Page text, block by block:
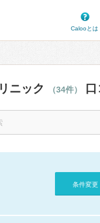
Calooとは
ニック （34件）
条件変